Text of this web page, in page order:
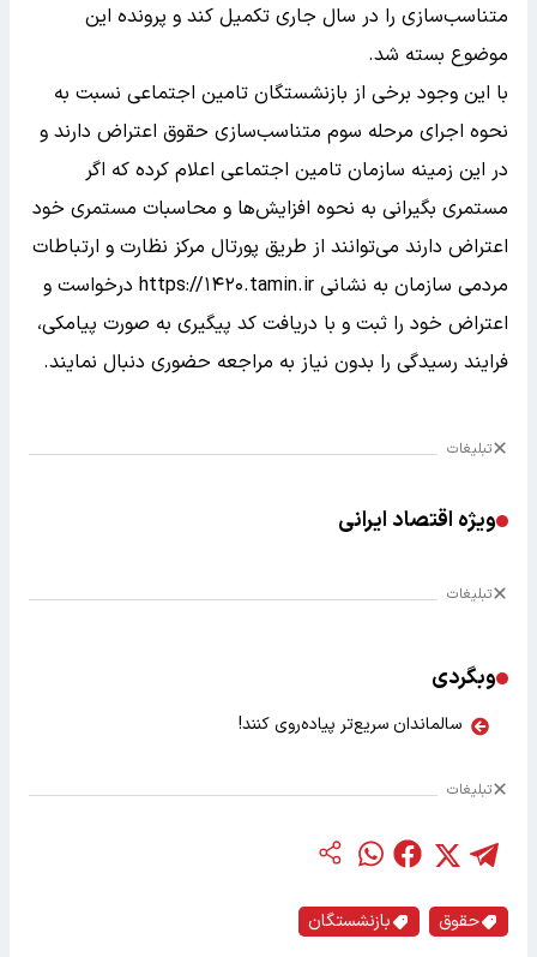
متناسب‌سازی را در سال جاری تکمیل کند و پرونده این
موضوع بسته شد.
با این وجود برخی از بازنشستگان تامین اجتماعی نسبت به
نحوه اجرای مرحله سوم متناسب‌سازی حقوق اعتراض دارند و
در این زمینه سازمان تامین اجتماعی اعلام کرده که اگر
مستمری بگیرانی به نحوه افزایش‌ها و محاسبات مستمری خود
اعتراض دارند می‌توانند از طریق پورتال مرکز نظارت و ارتباطات
مردمی سازمان به نشانی https://۱۴۲۰.tamin.ir درخواست و
اعتراض خود را ثبت و با دریافت کد پیگیری به صورت پیامکی،
فرایند رسیدگی را بدون نیاز به مراجعه حضوری دنبال نمایند.
تبلیغات
ویژه اقتصاد ایرانی
تبلیغات
وبگردی
سالماندان سریع‌تر پیاده‌روی کنند!
تبلیغات
حقوق بازنشستگان